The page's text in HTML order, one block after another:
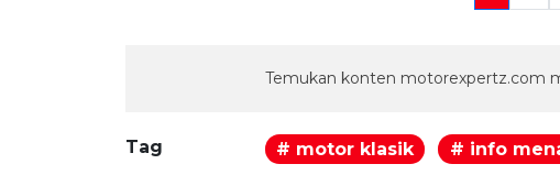
Temukan konten motorexpertz.com
Tag # motor klasik # info